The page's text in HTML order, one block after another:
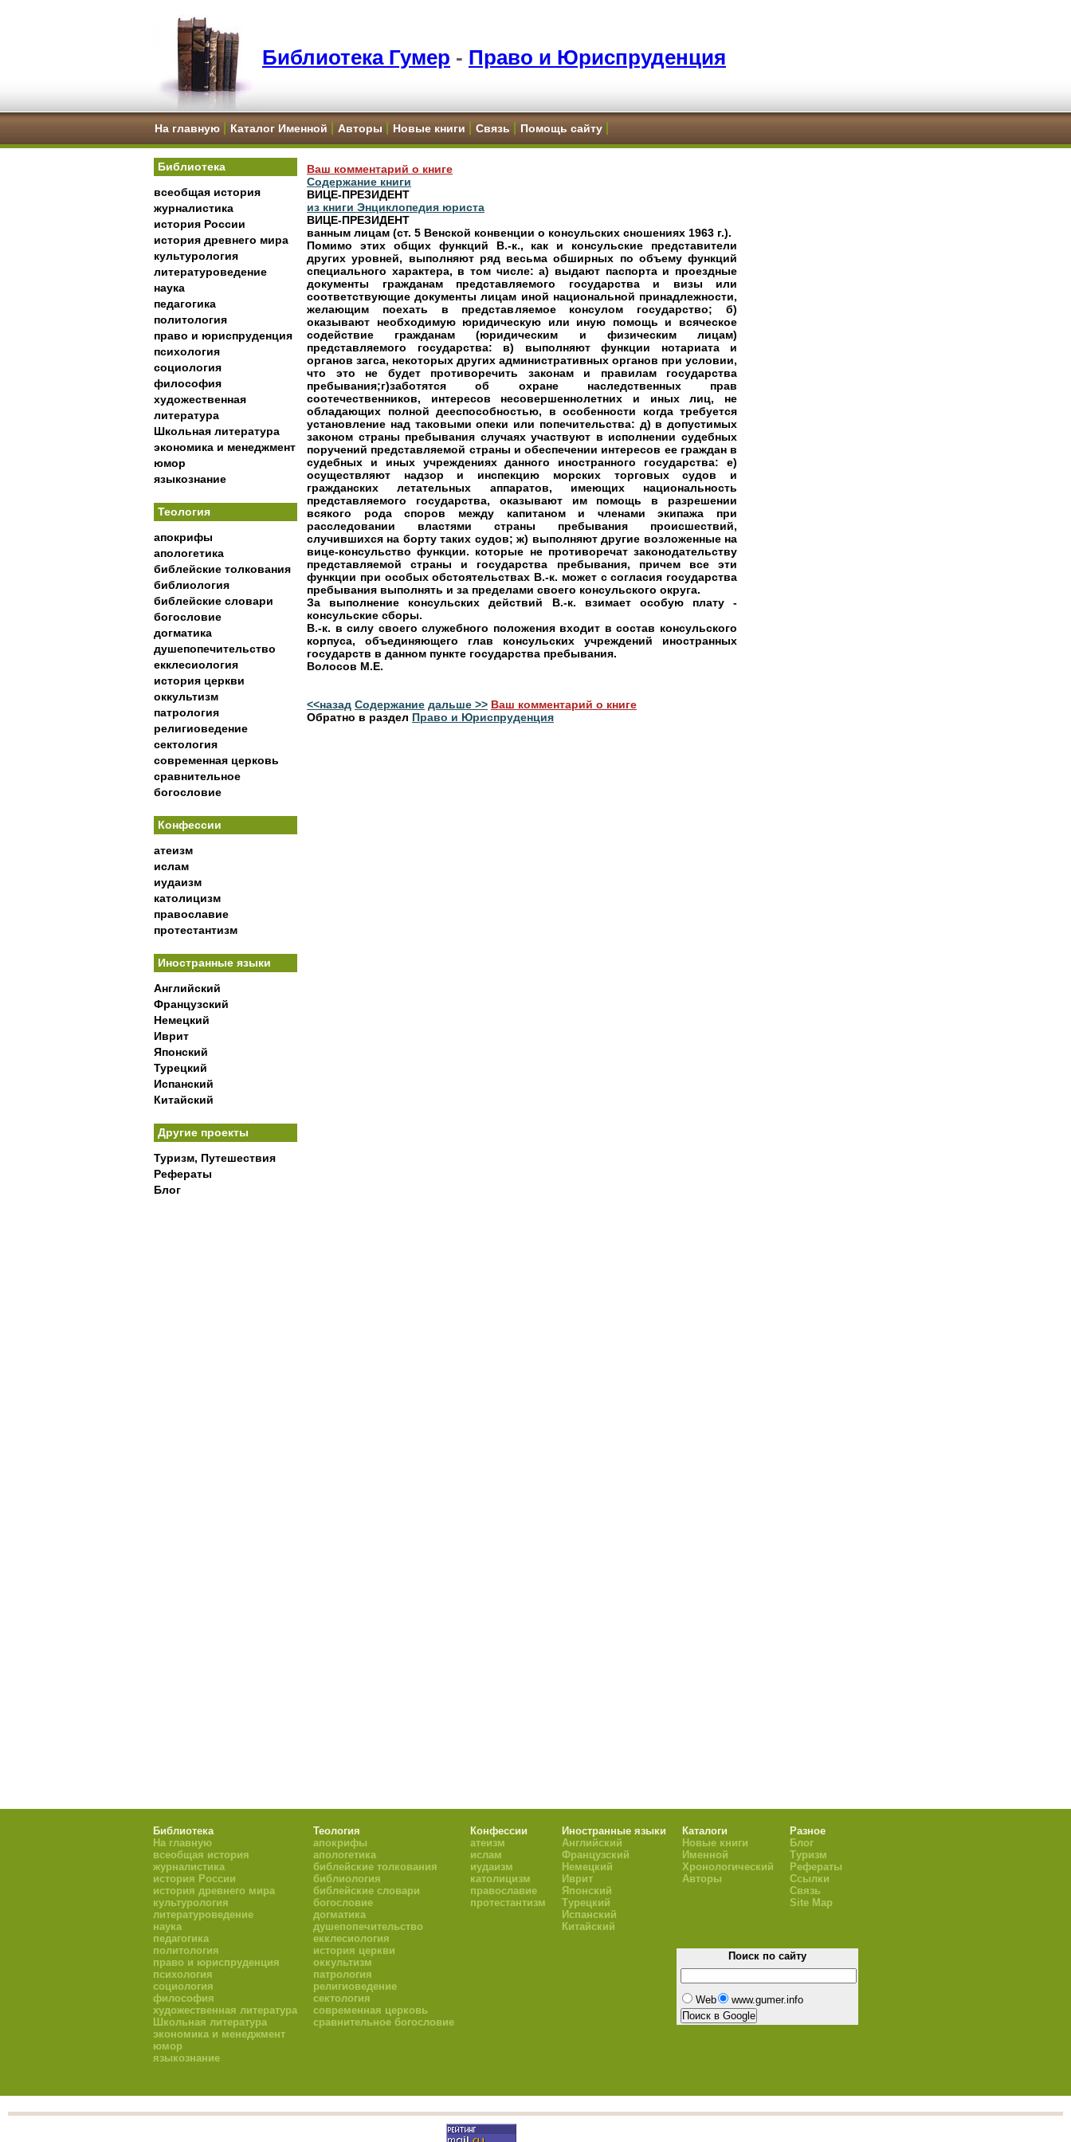
Библиотека Гумер - Право и Юриспруденция
На главную Каталог Именной Авторы Новые книги Связь Помощь сайту
Библиотека
всеобщая история
журналистика
история России
история древнего мира
культурология
литературоведение
наука
педагогика
политология
право и юриспруденция
психология
социология
философия
художественная
литература
Школьная литература
экономика и менеджмент
юмор
языкознание
Теология
апокрифы
апологетика
библейские толкования
библиология
библейские словари
богословие
догматика
душепопечительство
екклесиология
история церкви
оккультизм
патрология
религиоведение
сектология
современная церковь
сравнительное
богословие
Конфессии
атеизм
ислам
иудаизм
католицизм
православие
протестантизм
Иностранные языки
Английский
Французский
Немецкий
Иврит
Японский
Турецкий
Испанский
Китайский
Другие проекты
Туризм, Путешествия
Рефераты
Блог
Ваш комментарий о книге
Содержание книги
ВИЦЕ-ПРЕЗИДЕНТ
из книги Энциклопедия юриста
ВИЦЕ-ПРЕЗИДЕНТ
ванным лицам (ст. 5 Венской конвенции о консульских сношениях 1963 г.).
Помимо этих общих функций В.-к., как и консульские представители
других уровней, выполняют ряд весьма обширных по объему функций
специального характера, в том числе: а) выдают паспорта и проездные
документы гражданам представляемого государства и визы или
соответствующие документы лицам иной национальной принадлежности,
желающим поехать в представляемое консулом государство; б)
оказывают необходимую юридическую или иную помощь и всяческое
содействие гражданам (юридическим и физическим лицам)
представляемого государства: в) выполняют функции нотариата и
органов загса, некоторых других административных органов при условии,
что это не будет противоречить законам и правилам государства
пребывания;г)заботятся об охране наследственных прав
соотечественников, интересов несовершеннолетних и иных лиц, не
обладающих полной дееспособностью, в особенности когда требуется
установление над таковыми опеки или попечительства: д) в допустимых
законом страны пребывания случаях участвуют в исполнении судебных
поручений представляемой страны и обеспечении интересов ее граждан в
судебных и иных учреждениях данного иностранного государства: е)
осуществляют надзор и инспекцию морских торговых судов и
гражданских летательных аппаратов, имеющих национальность
представляемого государства, оказывают им помощь в разрешении
всякого рода споров между капитаном и членами экипажа при
расследовании властями страны пребывания происшествий,
случившихся на борту таких судов; ж) выполняют другие возложенные на
вице-консульство функции. которые не противоречат законодательству
представляемой страны и государства пребывания, причем все эти
функции при особых обстоятельствах В.-к. может с согласия государства
пребывания выполнять и за пределами своего консульского округа.
За выполнение консульских действий В.-к. взимает особую плату -
консульские сборы.
В.-к. в силу своего служебного положения входит в состав консульского
корпуса, объединяющего глав консульских учреждений иностранных
государств в данном пункте государства пребывания.
Волосов М.Е.
<<назад Содержание дальше >> Ваш комментарий о книге
Обратно в раздел Право и Юриспруденция
Библиотека
На главную
всеобщая история
журналистика
история России
история древнего мира
культурология
литературоведение
наука
педагогика
политология
право и юриспруденция
психология
социология
философия
художественная литература
Школьная литература
экономика и менеджмент
юмор
языкознание
Теология
апокрифы
апологетика
библейские толкования
библиология
библейские словари
богословие
догматика
душепопечительство
екклесиология
история церкви
оккультизм
патрология
религиоведение
сектология
современная церковь
сравнительное богословие
Конфессии
атеизм
ислам
иудаизм
католицизм
православие
протестантизм
Иностранные языки
Английский
Французский
Немецкий
Иврит
Японский
Турецкий
Испанский
Китайский
Каталоги
Новые книги
Именной
Хронологический
Авторы
Разное
Блог
Туризм
Рефераты
Ссылки
Связь
Site Map
Поиск по сайту
Web www.gumer.info